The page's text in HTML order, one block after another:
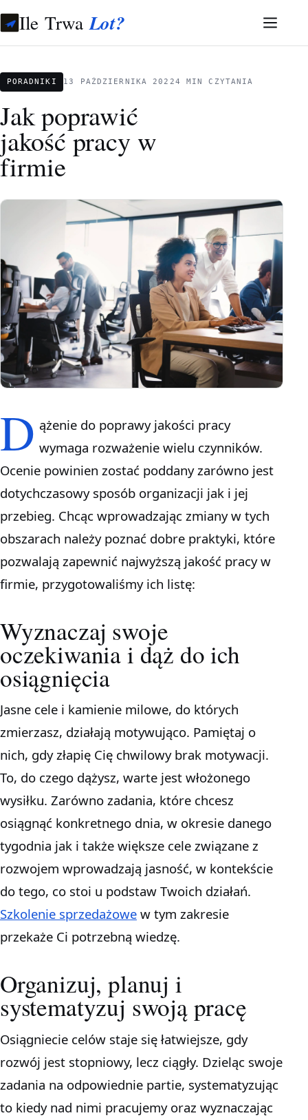
Ile TrwaLot?
PORADNIKI 13 PAŹDZIERNIKA 20224 MIN CZYTANIA
Jak poprawić
jakość pracy w
firmie
D ążenie do poprawy jakości pracy
wymaga rozważenie wielu czynników.
Ocenie powinien zostać poddany zarówno jest
dotychczasowy sposób organizacji jak i jej
przebieg. Chcąc wprowadzając zmiany w tych
obszarach należy poznać dobre praktyki, które
pozwalają zapewnić najwyższą jakość pracy w
firmie, przygotowaliśmy ich listę:
Wyznaczaj swoje
oczekiwania i dąż do ich
osiągnięcia
Jasne cele i kamienie milowe, do których
zmierzasz, działają motywująco. Pamiętaj o
nich, gdy złapię Cię chwilowy brak motywacji.
To, do czego dążysz, warte jest włożonego
wysiłku. Zarówno zadania, które chcesz
osiągnąć konkretnego dnia, w okresie danego
tygodnia jak i także większe cele związane z
rozwojem wprowadzają jasność, w kontekście
do tego, co stoi u podstaw Twoich działań.
Szkolenie sprzedażowe w tym zakresie
przekaże Ci potrzebną wiedzę.
Organizuj, planuj i
systematyzuj swoją pracę
Osiągniecie celów staje się łatwiejsze, gdy
rozwój jest stopniowy, lecz ciągły. Dzieląc swoje
zadania na odpowiednie partie, systematyzując
to kiedy nad nimi pracujemy oraz wyznaczając